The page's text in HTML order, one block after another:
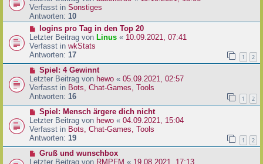
i
t
r
a
g
u
e
r
B
e
i
t
a
g
Verfasst in Sonstiges
Antworten: 10
N
e
u
e
r
B
e
i
t
r
a
g
logins pro Tag in den Top 20
Letzter Beitrag von Linus « 10.09.2021, 07:41
Verfasst in wkStats
Antworten: 17 1 2
N
e
u
e
r
B
e
i
t
r
a
Spiel: 4 Gewinnt
Letzter Beitrag von hewo « 05.09.2021, 02:57
Verfasst in Bots, Chat-Games, Tools
Antworten: 16 1 2
N
e
u
e
r
B
Spiel: Mensch ärgere dich nicht
Letzter Beitrag von hewo « 04.09.2021, 15:04
Verfasst in Bots, Chat-Games, Tools
Antworten: 19 1 2
N
e
Gruß und wunschbox
Letzter Beitrag von RMPFM « 19.08.2021, 17:13